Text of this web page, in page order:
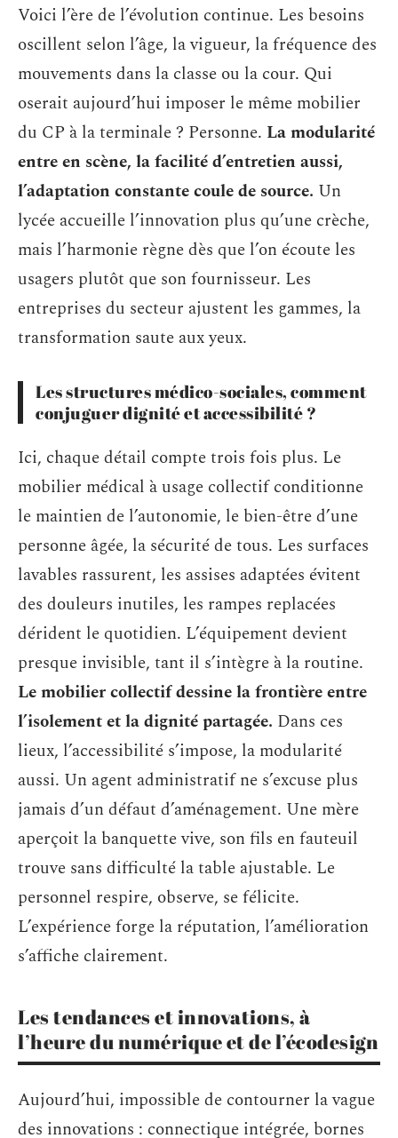
Voici l’ère de l’évolution continue. Les besoins
oscillent selon l’âge, la vigueur, la fréquence des
mouvements dans la classe ou la cour. Qui
oserait aujourd’hui imposer le même mobilier
du CP à la terminale ? Personne. La modularité
entre en scène, la facilité d’entretien aussi,
l’adaptation constante coule de source. Un
lycée accueille l’innovation plus qu’une crèche,
mais l’harmonie règne dès que l’on écoute les
usagers plutôt que son fournisseur. Les
entreprises du secteur ajustent les gammes, la
transformation saute aux yeux.
Les structures médico-sociales, comment
conjuguer dignité et accessibilité ?
Ici, chaque détail compte trois fois plus. Le
mobilier médical à usage collectif conditionne
le maintien de l’autonomie, le bien-être d’une
personne âgée, la sécurité de tous. Les surfaces
lavables rassurent, les assises adaptées évitent
des douleurs inutiles, les rampes replacées
dérident le quotidien. L’équipement devient
presque invisible, tant il s’intègre à la routine.
Le mobilier collectif dessine la frontière entre
l’isolement et la dignité partagée. Dans ces
lieux, l’accessibilité s’impose, la modularité
aussi. Un agent administratif ne s’excuse plus
jamais d’un défaut d’aménagement. Une mère
aperçoit la banquette vive, son fils en fauteuil
trouve sans difficulté la table ajustable. Le
personnel respire, observe, se félicite.
L’expérience forge la réputation, l’amélioration
s’affiche clairement.
Les tendances et innovations, à
l’heure du numérique et de l’écodesign
Aujourd’hui, impossible de contourner la vague
des innovations : connectique intégrée, bornes